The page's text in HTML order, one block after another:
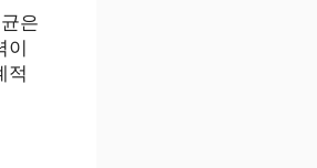
은
이
적